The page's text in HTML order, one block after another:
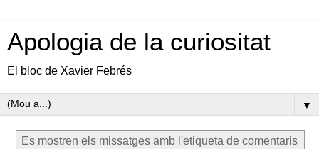
Apologia de la curiositat
El bloc de Xavier Febrés
▼
Es mostren els missatges amb l'etiqueta de comentaris